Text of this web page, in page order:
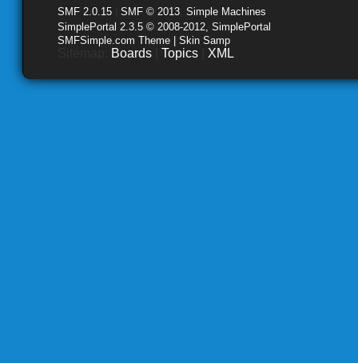
SMF 2.0.15 SMF © 2013 Simple Machines
SimplePortal 2.3.5 © 2008-2012, SimplePortal
SMFSimple.com Theme | Skin Samp
Boards Topics XML